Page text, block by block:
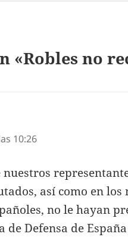
«Robles no
10:26
así como en los
no le hayan
Defensa de